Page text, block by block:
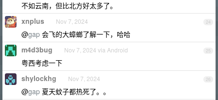
不如云南，但比北方好太多了。
24
xnplus Nov 7, 2024
@gap 会飞的大蟑螂了解一下，哈哈
25
m4d3bug Nov 7, 2024 via Android
粤西考虑一下
26
shylockhg Nov 7, 2024
@gap 夏天蚊子都热死了。。